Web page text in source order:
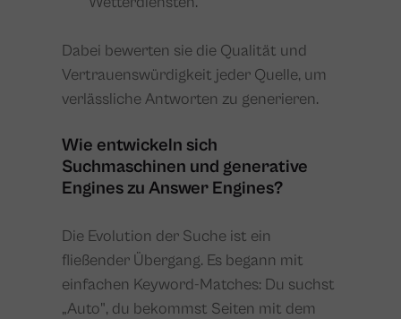
Dabei bewerten sie die Qualität und
Vertrauenswürdigkeit jeder Quelle, um
verlässliche Antworten zu generieren.
Wie entwickeln sich
Suchmaschinen und generative
Engines zu Answer Engines?
Die Evolution der Suche ist ein
fließender Übergang. Es begann mit
einfachen Keyword-Matches: Du suchst
„Auto", du bekommst Seiten mit dem